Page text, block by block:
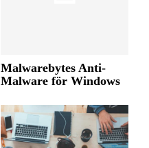
Malwarebytes Anti-
Malware för Windows